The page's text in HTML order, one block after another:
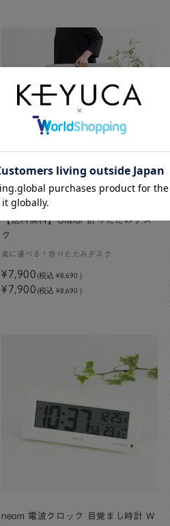
【送料無料】Olafur 折りたたみデス
ク
楽に運べる！折りたたみデスク
¥7,900 (税込 ¥8,690 )
¥7,900 (税込 ¥8,690 )
neom 電波クロック 目覚まし時計 W